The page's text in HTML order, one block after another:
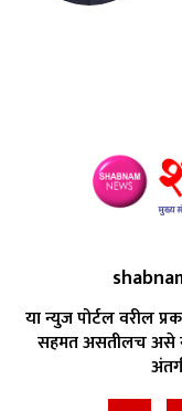
या न्युज पोर्टल वरील
सहमत असतीलच असे